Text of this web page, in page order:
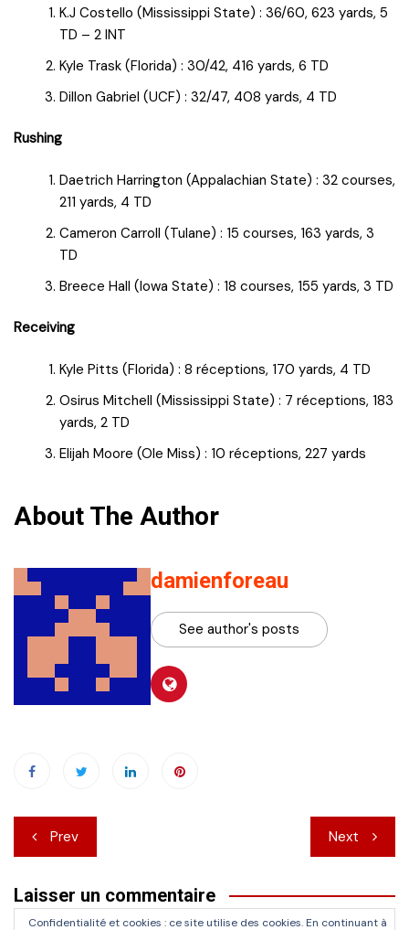
K.J Costello (Mississippi State) : 36/60, 623 yards, 5
TD – 2 INT
Kyle Trask (Florida) : 30/42, 416 yards, 6 TD
Dillon Gabriel (UCF) : 32/47, 408 yards, 4 TD
Rushing
Daetrich Harrington (Appalachian State) : 32 courses,
211 yards, 4 TD
Cameron Carroll (Tulane) : 15 courses, 163 yards, 3
TD
Breece Hall (Iowa State) : 18 courses, 155 yards, 3 TD
Receiving
Kyle Pitts (Florida) : 8 réceptions, 170 yards, 4 TD
Osirus Mitchell (Mississippi State) : 7 réceptions, 183
yards, 2 TD
Elijah Moore (Ole Miss) : 10 réceptions, 227 yards
About The Author
damienforeau
See author's posts
Navigation
de
l’article
Prev Next
Laisser un commentaire
Confidentialité et cookies : ce site utilise des cookies. En continuant à